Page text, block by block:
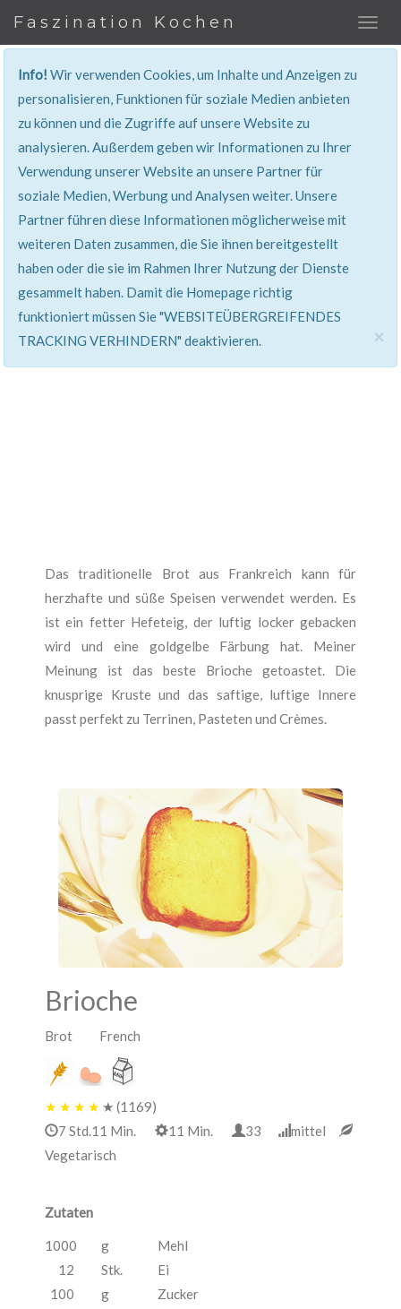
Faszination Kochen
Info!Wir verwenden Cookies, um Inhalte und Anzeigen zu
personalisieren, Funktionen für soziale Medien anbieten
zu können und die Zugriffe auf unsere Website zu
analysieren. Außerdem geben wir Informationen zu Ihrer
Verwendung unserer Website an unsere Partner für
soziale Medien, Werbung und Analysen weiter. Unsere
Partner führen diese Informationen möglicherweise mit
weiteren Daten zusammen, die Sie ihnen bereitgestellt
haben oder die sie im Rahmen Ihrer Nutzung der Dienste
gesammelt haben. Damit die Homepage richtig
funktioniert müssen Sie "WEBSITEÜBERGREIFENDES
TRACKING VERHINDERN" deaktivieren.
×
REZEPT
Super erklärt & lecker...!
Das traditionelle Brot aus Frankreich kann für
herzhafte und süße Speisen verwendet werden. Es
ist ein fetter Hefeteig, der luftig locker gebacken
wird und eine goldgelbe Färbung hat. Meiner
Meinung ist das beste Brioche getoastet. Die
knusprige Kruste und das saftige, luftige Innere
passt perfekt zu Terrinen, Pasteten und Crèmes.
Brioche
Brot French
★ ★ ★ ★ ★ (1169)
7 Std.11 Min.
11 Min. 33
mittel
Vegetarisch
Zutaten
1000 g
Mehl
12
Stk.
Ei
100
g
Zucker